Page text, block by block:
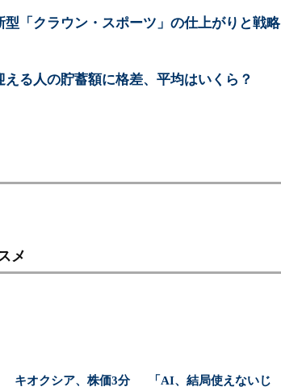
型「クラウン・スポーツ」の仕上がりと戦略
える人の貯蓄額に格差、平均はいくら？
メ
キオクシア、株価3分
「AI、結局使えないじ